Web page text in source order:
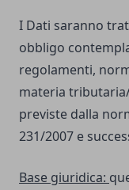
I Dati saranno
obbligo
regolamenti,
materia
previste dalla
231/2007 e
Base giuridica: